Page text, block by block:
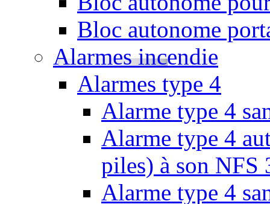
Bloc autonome
Alarmes incendie
Alarmes type 4
Alarme type 4
Alarme type 4
piles) à son NFS
Alarme type 4